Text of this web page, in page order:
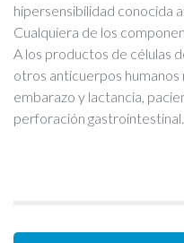
hipersensibilidad conocida
Cualquiera de los
A los productos de células
otros anticuerpos humanos
embarazo y lactancia,
perforación gastrointestinal.